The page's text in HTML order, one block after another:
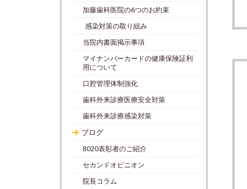
加藤歯科医院の6つのお約束
感染対策の取り組み
当院内書面掲示事項
マイナンバーカードの健康保険証利
用について
口腔管理体制強化
歯科外来診療医療安全対策
歯科外来診療感染対策
ブログ
8020表彰者のご紹介
セカンドオピニオン
院長コラム